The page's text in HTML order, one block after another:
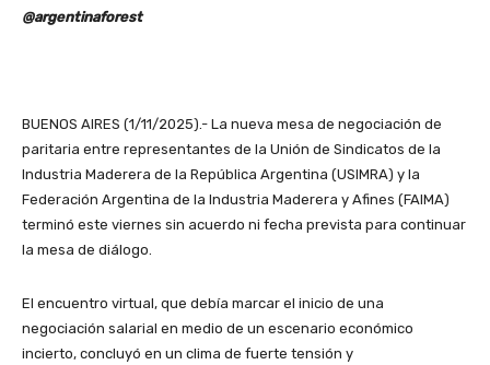
@argentinaforest
BUENOS AIRES (1/11/2025).- La nueva mesa de negociación de
paritaria entre representantes de la Unión de Sindicatos de la
Industria Maderera de la República Argentina (USIMRA) y la
Federación Argentina de la Industria Maderera y Afines (FAIMA)
terminó este viernes sin acuerdo ni fecha prevista para continuar
la mesa de diálogo.
El encuentro virtual, que debía marcar el inicio de una
negociación salarial en medio de un escenario económico
incierto, concluyó en un clima de fuerte tensión y